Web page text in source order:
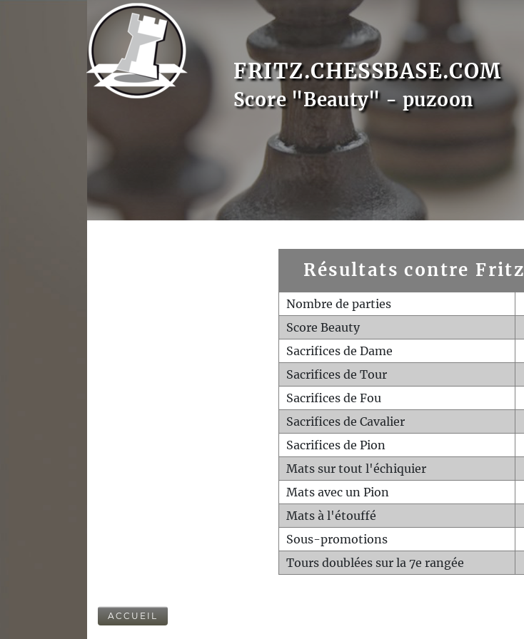
FRITZ.CHESSBASE.COM
Score "Beauty" - puzoon
Résultats contre Fritz
Nombre de parties
Score Beauty
Sacrifices de Dame
Sacrifices de Tour
Sacrifices de Fou
Sacrifices de Cavalier
Sacrifices de Pion
Mats sur tout l'échiquier
Mats avec un Pion
Mats à l'étouffé
Sous-promotions
Tours doublées sur la 7e rangée
ACCUEIL